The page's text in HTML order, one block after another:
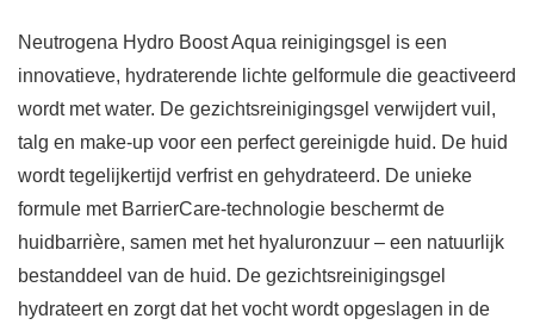
Neutrogena Hydro Boost Aqua reinigingsgel is een
innovatieve, hydraterende lichte gelformule die geactiveerd
wordt met water. De gezichtsreinigingsgel verwijdert vuil,
talg en make-up voor een perfect gereinigde huid. De huid
wordt tegelijkertijd verfrist en gehydrateerd. De unieke
formule met BarrierCare-technologie beschermt de
huidbarrière, samen met het hyaluronzuur – een natuurlijk
bestanddeel van de huid. De gezichtsreinigingsgel
hydrateert en zorgt dat het vocht wordt opgeslagen in de